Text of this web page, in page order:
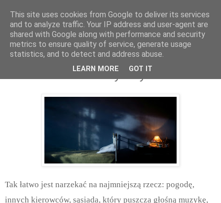
piątek, października 17, 2025
O narzekaniu w naszym życiu
Tak łatwo jest narzekać na najmniejszą rzecz: pogodę,
innych kierowców, sąsiada, który puszcza głośną muzykę,
This site uses cookies from Google to deliver its services
and to analyze traffic. Your IP address and user-agent are
shared with Google along with performance and security
metrics to ensure quality of service, generate usage
statistics, and to detect and address abuse.
LEARN MORE GOT IT